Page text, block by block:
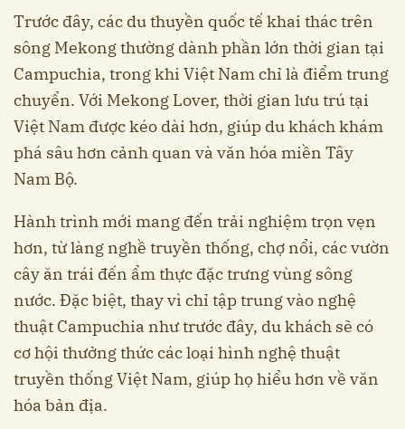
Trước đây, các du thuyền quốc tế khai thác trên
sông Mekong thường dành phần lớn thời gian tại
Campuchia, trong khi Việt Nam chỉ là điểm trung
chuyển. Với Mekong Lover, thời gian lưu trú tại
Việt Nam được kéo dài hơn, giúp du khách khám
phá sâu hơn cảnh quan và văn hóa miền Tây
Nam Bộ.
Hành trình mới mang đến trải nghiệm trọn vẹn
hơn, từ làng nghề truyền thống, chợ nổi, các vườn
cây ăn trái đến ẩm thực đặc trưng vùng sông
nước. Đặc biệt, thay vì chỉ tập trung vào nghệ
thuật Campuchia như trước đây, du khách sẽ có
cơ hội thưởng thức các loại hình nghệ thuật
truyền thống Việt Nam, giúp họ hiểu hơn về văn
hóa bản địa.